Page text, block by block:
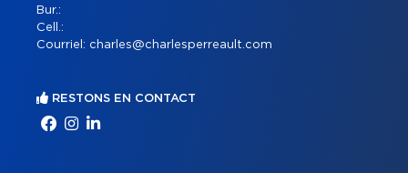
Bur.:
Cell.:
Courriel: charles@charlesperreault.com
RESTONS EN CONTACT